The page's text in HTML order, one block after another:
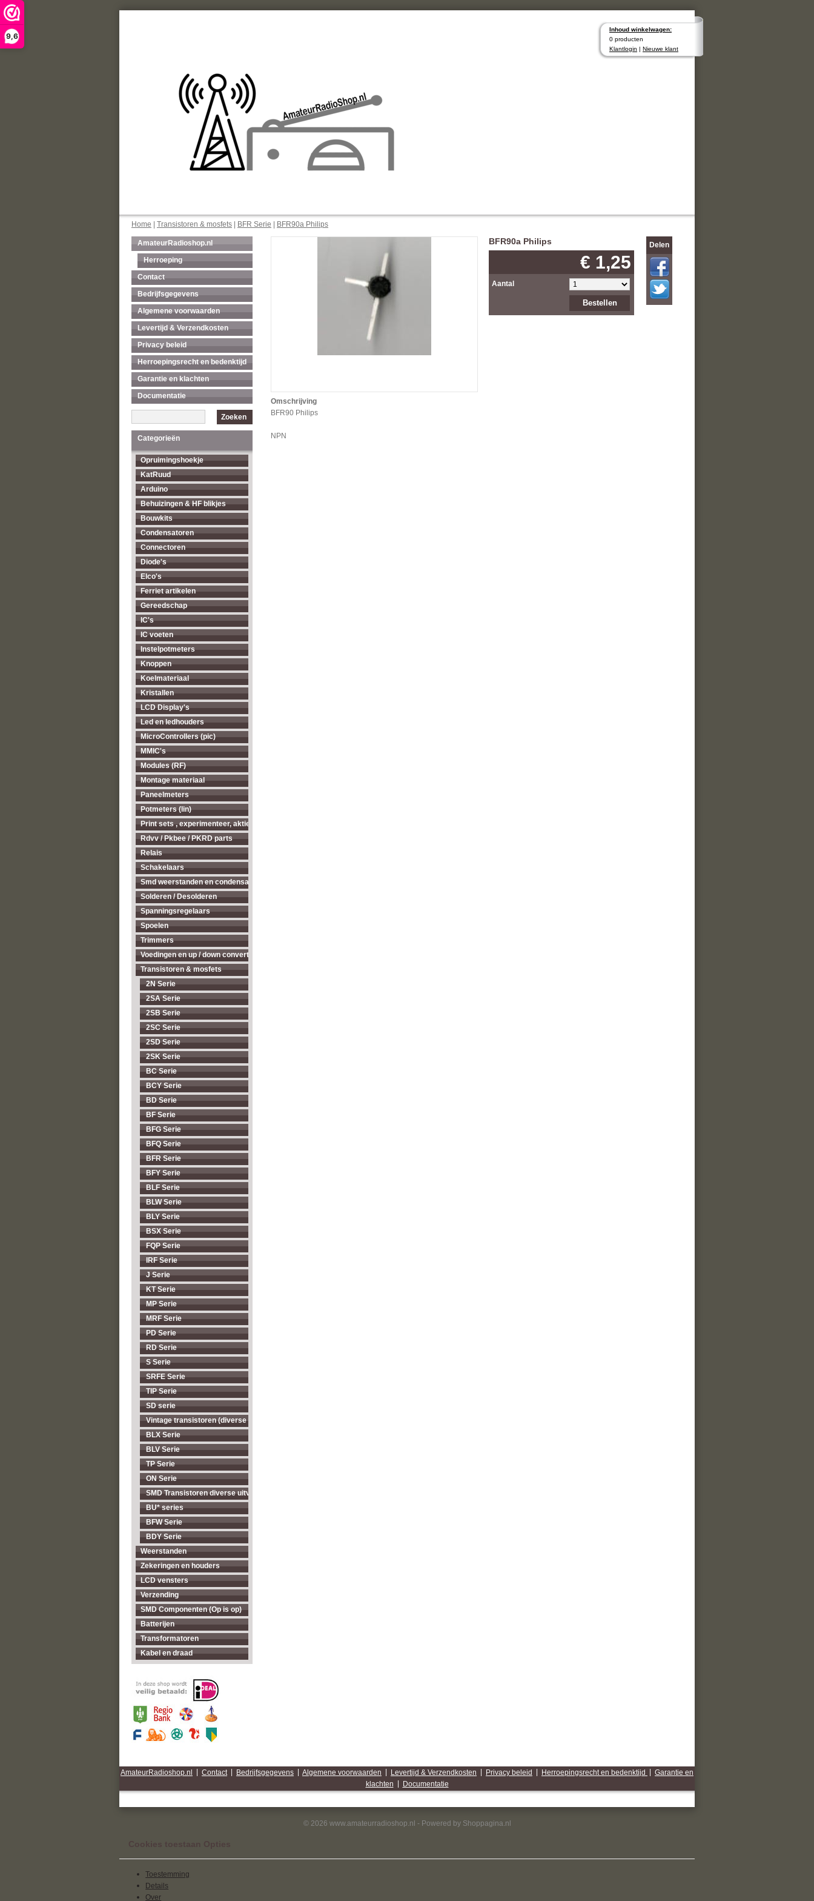
9,6
Inhoud winkelwagen:
0 producten
Klantlogin | Nieuwe klant
Home Transistoren & mosfets BFR Serie BFR90a Philips
AmateurRadioshop.nl
Herroeping
Contact
Bedrijfsgegevens
Algemene voorwaarden
Levertijd & Verzendkosten
Privacy beleid
Herroepingsrecht en bedenktijd
Garantie en klachten
Documentatie
Zoeken
Categorieën
Opruimingshoekje
KatRuud
Arduino
Behuizingen & HF blikjes
Bouwkits
Condensatoren
Connectoren
Diode's
Elco's
Ferriet artikelen
Gereedschap
IC's
IC voeten
Instelpotmeters
Knoppen
Koelmateriaal
Kristallen
LCD Display's
Led en ledhouders
MicroControllers (pic)
MMIC's
Modules (RF)
Montage materiaal
Paneelmeters
Potmeters (lin)
Print sets , experimenteer, aktieve antenne's enz...
Rdvv / Pkbee / PKRD parts
Relais
Schakelaars
Smd weerstanden en condensatoren
Solderen / Desolderen
Spanningsregelaars
Spoelen
Trimmers
Voedingen en up / down converters
Transistoren & mosfets
2N Serie
2SA Serie
2SB Serie
2SC Serie
2SD Serie
2SK Serie
BC Serie
BCY Serie
BD Serie
BF Serie
BFG Serie
BFQ Serie
BFR Serie
BFY Serie
BLF Serie
BLW Serie
BLY Serie
BSX Serie
FQP Serie
IRF Serie
J Serie
KT Serie
MP Serie
MRF Serie
PD Serie
RD Serie
S Serie
SRFE Serie
TIP Serie
SD serie
Vintage transistoren (diverse types, op = op)
BLX Serie
BLV Serie
TP Serie
ON Serie
SMD Transistoren diverse uitvoeringen
BU* series
BFW Serie
BDY Serie
Weerstanden
Zekeringen en houders
LCD vensters
Verzending
SMD Componenten (Op is op)
Batterijen
Transformatoren
Kabel en draad
BFR90a Philips
€ 1,25
Aantal
Bestellen
Delen
Omschrijving
BFR90 Philips
NPN
AmateurRadioshop.nl Contact Bedrijfsgegevens Algemene voorwaarden Levertijd & Verzendkosten Privacy beleid Herroepingsrecht en bedenktijd
Garantie en
klachten
Documentatie
© 2026 www.amateurradioshop.nl - Powered by Shoppagina.nl
Cookies toestaan Opties
Toestemming
Details
Over